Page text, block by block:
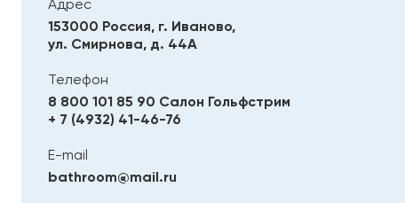
Адрес
153000 Россия, г. Иваново,
ул. Смирнова, д. 44А
Телефон
8 800 101 85 90 Салон Гольфстрим
+ 7 (4932) 41-46-76
E-mail
bathroom@mail.ru